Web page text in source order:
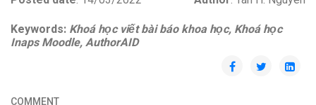
Keywords: Khoá học viết bài báo khoa học, Khoá học
Inaps Moodle, AuthorAID
COMMENT